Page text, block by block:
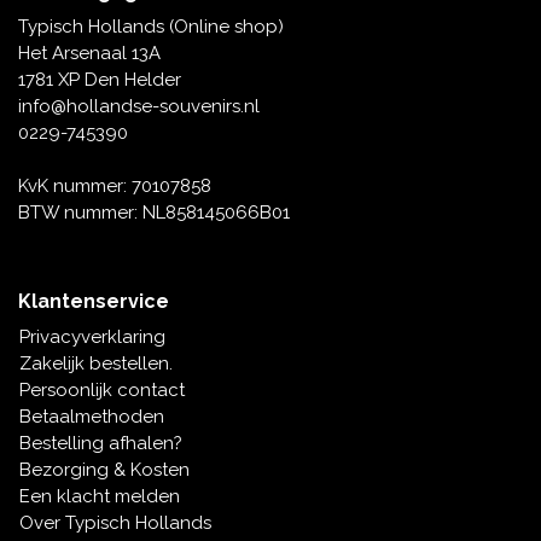
Piet Mondriaan
Maria Sibylla Merian
Jacob Marrel
Fabritius - Het puttertje
Oranje artikelen
Mokken en Pullen
Pillen en Spiegeldoosjes
Theelepels en Schoteltjes
Asbakken
Geschenk-verpakkingen
Fotolijstjes
Opvouwbare Nylon tassen
Toilettassen - Make-up tassen
Rompers en Slabbetjes
Waaiers
Reis - Nekkussens
Delfts blauwe wenskaarten
Delfts blauwe waxinehouders
Delfts blauwe tegels
Delfts blauwe vazen
Delfts blauwe schalen
Delfts blauwe Peper en Zoutstellen
Delfts blauwe servetten
Typisch Hollands (Online shop)
Het Arsenaal 13A
1781 XP Den Helder
info@hollandse-souvenirs.nl
0229-745390
KvK nummer: 70107858
BTW nummer: NL858145066B01
Klantenservice
Privacyverklaring
Zakelijk bestellen.
Persoonlijk contact
Betaalmethoden
Bestelling afhalen?
Bezorging & Kosten
Een klacht melden
Over Typisch Hollands